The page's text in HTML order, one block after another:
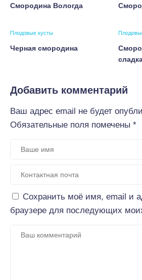
Смородина Вологда
Плодовые кусты
Черная смородина
Добавить комментарий
Ваш адрес email не будет
Обязательные поля помечены *
Сохранить моё имя, email и
браузере для последующих